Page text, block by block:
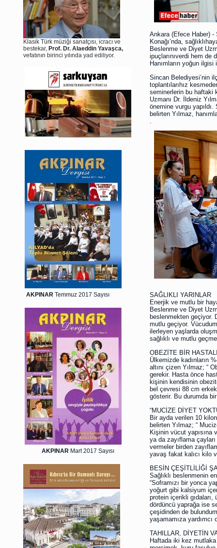
Klasik Türk müziği sanatçısı, icracı ve
bestekar, Prof. Dr. Alaeddin Yavaşca,
vefatının birinci yılında yad ediliyor.
AKPINAR Temmuz 2017 Sayısı
AKPINAR Mart 2017 Sayısı
Ankara (Efece Haber) -
Konağı’nda,
Beslenme ve Diyet
ipuçlarınıverdi hem de
Hanımların yoğun
Sincan Belediyesi’nin
toplantılarıhız
seminerlerin bu haftaki
Uzmanı Dr. İldeniz
önemine vurgu
belirten Yılmaz,
.
SAĞLIKLI YARINLAR
Enerjik ve mutlu bir
Beslenme ve Diyet
beslenmekten geçiyor.
mutlu geçiyor.
ilerleyen yaşlarda
sağlıklı ve mutlu
OBEZİTE BİR
Ülkemizde kadınların
altını çizen Yılmaz; “
gerekir. Hasta önce
kişinin kendisinin
bel çevresi 88 cm
gösterir. Bu durumda
“MUCİZE DİYET
Bir ayda verilen 10
belirten Yılmaz; “
Kişinin vücut yapısına
ya da zayıflama
vermeler birden
yavaş fakat kalıcı kilo
BESİN ÇEŞİTLİLİĞİ
Sağlıklı beslenmenin
“Soframızı bir yonca
yoğurt gibi kalsiyum
protein içerikli gıdaları,
dördüncü yaprağa ise
çeşidinden de
yaşamamıza yardımcı
TAHILLAR, DİYETİN
Haftada iki kez